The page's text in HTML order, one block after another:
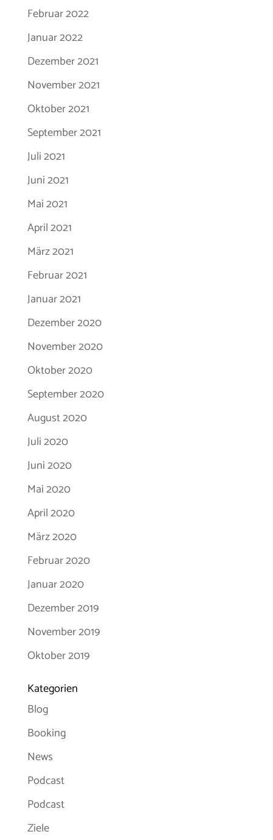
Februar 2022
Januar 2022
Dezember 2021
November 2021
Oktober 2021
September 2021
Juli 2021
Juni 2021
Mai 2021
April 2021
März 2021
Februar 2021
Januar 2021
Dezember 2020
November 2020
Oktober 2020
September 2020
August 2020
Juli 2020
Juni 2020
Mai 2020
April 2020
März 2020
Februar 2020
Januar 2020
Dezember 2019
November 2019
Oktober 2019
Kategorien
Blog
Booking
News
Podcast
Podcast
Ziele